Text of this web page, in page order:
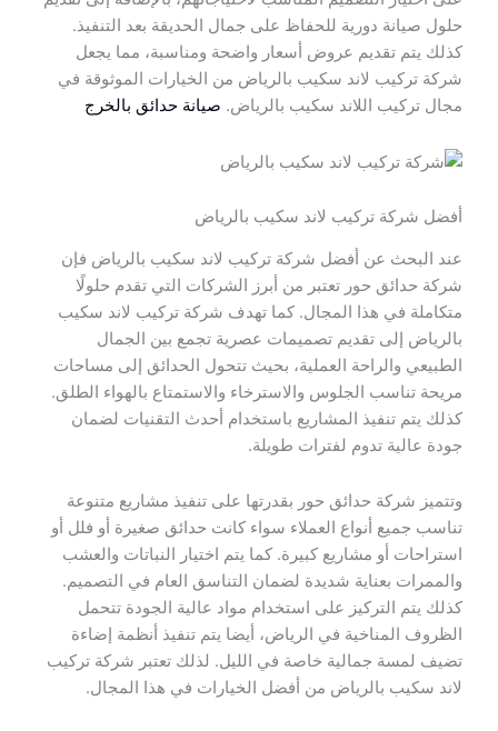
حلول صيانة دورية للحفاظ على جمال الحديقة بعد التنفيذ.
كذلك يتم تقديم عروض أسعار واضحة ومناسبة، مما يجعل
شركة تركيب لاند سكيب بالرياض من الخيارات الموثوقة في
مجال تركيب اللاند سكيب بالرياض. صيانة حدائق بالخرج
أفضل شركة تركيب لاند سكيب بالرياض
عند البحث عن أفضل شركة تركيب لاند سكيب بالرياض فإن
شركة حدائق حور تعتبر من أبرز الشركات التي تقدم حلولًا
متكاملة في هذا المجال. كما تهدف شركة تركيب لاند سكيب
بالرياض إلى تقديم تصميمات عصرية تجمع بين الجمال
الطبيعي والراحة العملية، بحيث تتحول الحدائق إلى مساحات
مريحة تناسب الجلوس والاسترخاء والاستمتاع بالهواء الطلق.
كذلك يتم تنفيذ المشاريع باستخدام أحدث التقنيات لضمان
جودة عالية تدوم لفترات طويلة.
وتتميز شركة حدائق حور بقدرتها على تنفيذ مشاريع متنوعة
تناسب جميع أنواع العملاء سواء كانت حدائق صغيرة أو فلل أو
استراحات أو مشاريع كبيرة. كما يتم اختيار النباتات والعشب
والممرات بعناية شديدة لضمان التناسق العام في التصميم.
كذلك يتم التركيز على استخدام مواد عالية الجودة تتحمل
الظروف المناخية في الرياض، أيضا يتم تنفيذ أنظمة إضاءة
تضيف لمسة جمالية خاصة في الليل. لذلك تعتبر شركة تركيب
لاند سكيب بالرياض من أفضل الخيارات في هذا المجال.